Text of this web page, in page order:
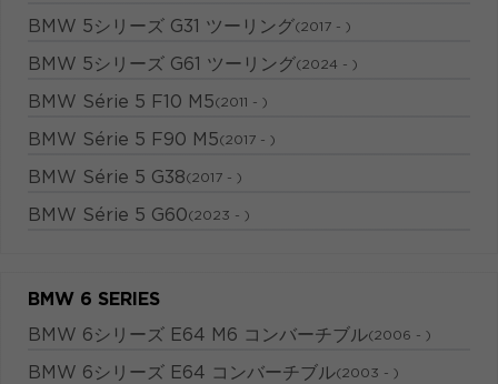
BMW 5シリーズ G31 ツーリング(2017 - )
BMW 5シリーズ G61 ツーリング(2024 - )
BMW Série 5 F10 M5(2011 - )
BMW Série 5 F90 M5(2017 - )
BMW Série 5 G38(2017 - )
BMW Série 5 G60(2023 - )
BMW 6 SERIES
BMW 6シリーズ E64 M6 コンバーチブル(2006 - )
BMW 6シリーズ E64 コンバーチブル(2003 - )